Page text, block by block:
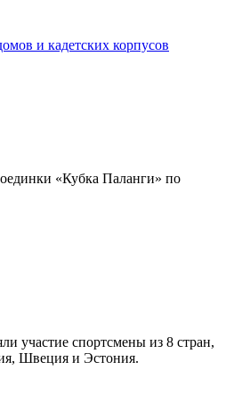
и кадетских корпусов
«Кубка Паланги» по
спортсмены из 8 стран,
Швеция и Эстония.